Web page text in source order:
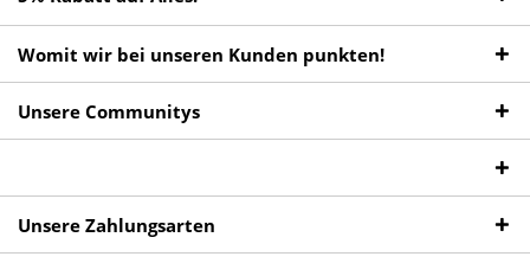
Womit wir bei unseren Kunden punkten!
Unsere Communitys
Unsere Zahlungsarten